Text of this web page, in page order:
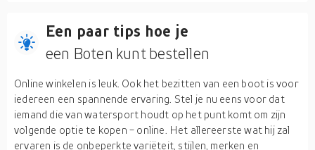
Een paar tips hoe je
een Boten kunt bestellen
Online winkelen is leuk. Ook het bezitten van een boot is voor
iedereen een spannende ervaring. Stel je nu eens voor dat
iemand die van watersport houdt op het punt komt om zijn
volgende optie te kopen - online. Het allereerste wat hij zal
ervaren is de onbeperkte variëteit, stijlen, merken en